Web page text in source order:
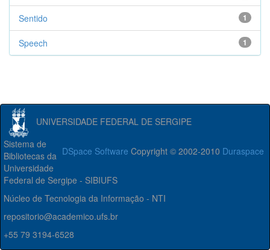
1
Sentido
1
Speech
UNIVERSIDADE FEDERAL DE SERGIPE
DSpace Software Copyright © 2002-2010 Duraspace
Sistema de
Bibliotecas da
Universidade
Federal de Sergipe - SIBIUFS
Núcleo de Tecnologia da Informação - NTI
repositorio@academico.ufs.br
+55 79 3194-6528